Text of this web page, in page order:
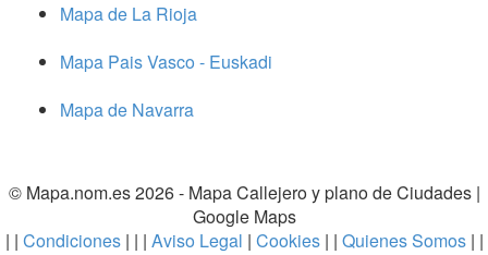
Mapa de La Rioja
Mapa Pais Vasco - Euskadi
Mapa de Navarra
© Mapa.nom.es 2026 - Mapa Callejero y plano de Ciudades|
Google Maps
| | Condiciones| | | Aviso Legal | Cookies | | Quienes Somos | |